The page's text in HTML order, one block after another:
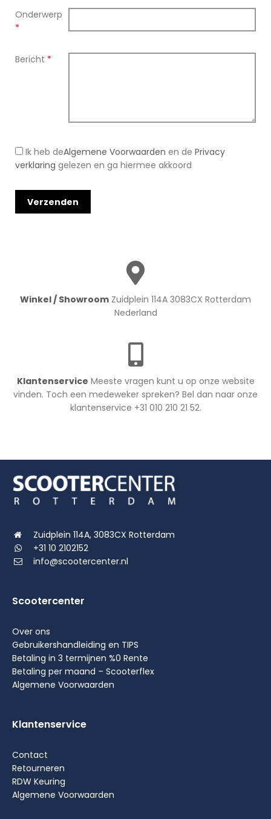
Onderwerp
*
Bericht *
Ik heb deAlgemene Voorwaarden en de Privacy
verklaring gelezen en ga hiermee akkoord
Winkel / Showroom Zuidplein 114A 3083CX Rotterdam
Nederland
Klantenservice Meeste vragen kunt u op onze website
vinden. Toch een medeweker spreken? Bel dan naar onze
klantenservice +31 010 210 21 52.
Zuidplein 114A, 3083CX Rotterdam
+31 10 2102152
info@scootercenter.nl
Scootercenter
Over ons
Gebruikershandleiding en TIPS
Betaling in 3 termijnen %0 Rente
Betaling per maand – Scooterflex
Algemene Voorwaarden
Klantenservice
Contact
Retourneren
RDW Keuring
Algemene Voorwaarden